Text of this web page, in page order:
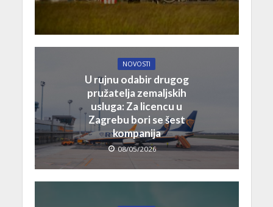
NOVOSTI
U rujnu odabir drugog
pružatelja zemaljskih
usluga: Za licencu u
Zagrebu bori se šest
kompanija
08/05/2026